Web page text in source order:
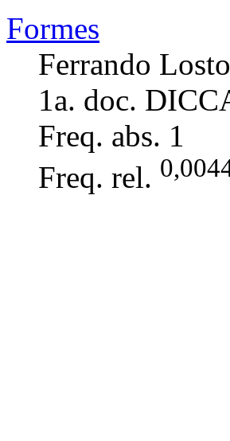
Formes
Ferrando
1a. doc.
Freq. abs. 1
Freq. rel.